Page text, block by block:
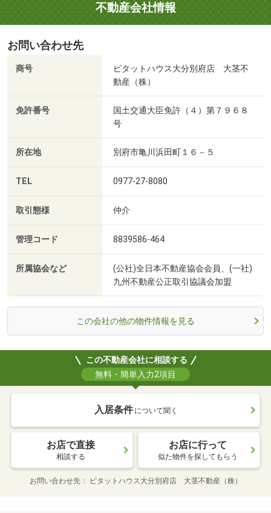
不動産会社情報
お問い合わせ先
商号
ピタットハウス大分別府店 大茎不
動産（株）
免許番号
国土交通大臣免許（４）第７９６８
号
所在地 別府市亀川浜田町１６－５
TEL 0977-27-8080
取引態様 仲介
管理コード 8839586-464
所属協会など
(公社)全日本不動産協会会員、(一社)
九州不動産公正取引協議会加盟
この会社の他の物件情報を見る
この不動産会社に相談する
無料・簡単入力2項目
入居条件 について聞く
お店で直接
相談する
お店に行って
似た物件を探してもらう
お問い合わせ先 ピタットハウス大分別府店 大茎不動産（株）